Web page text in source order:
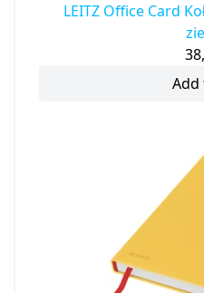
LEITZ Office Card
Add